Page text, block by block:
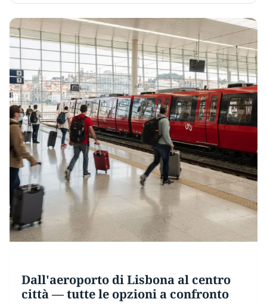
Dall'aeroporto di Lisbona al centro
città — tutte le opzioni a confronto